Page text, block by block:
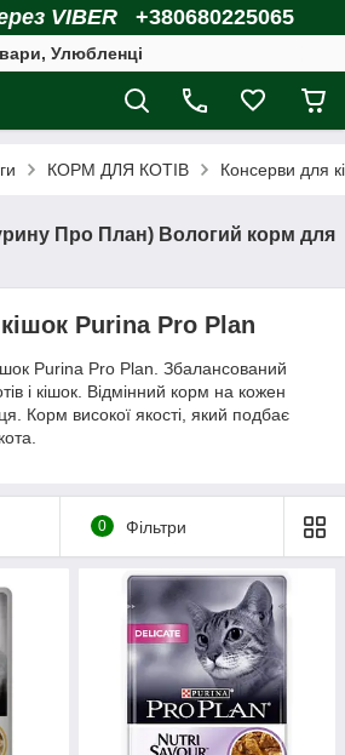
VIBER +380680225065
Улюбленці
КОРМ ДЛЯ КОТІВ Консерви для
Про План) Вологий корм для
Purina Pro Plan
Purina Pro Plan. Збалансований
і кішок. Відмінний корм на кожен
Корм високої якості, який подбає
0 Фільтри